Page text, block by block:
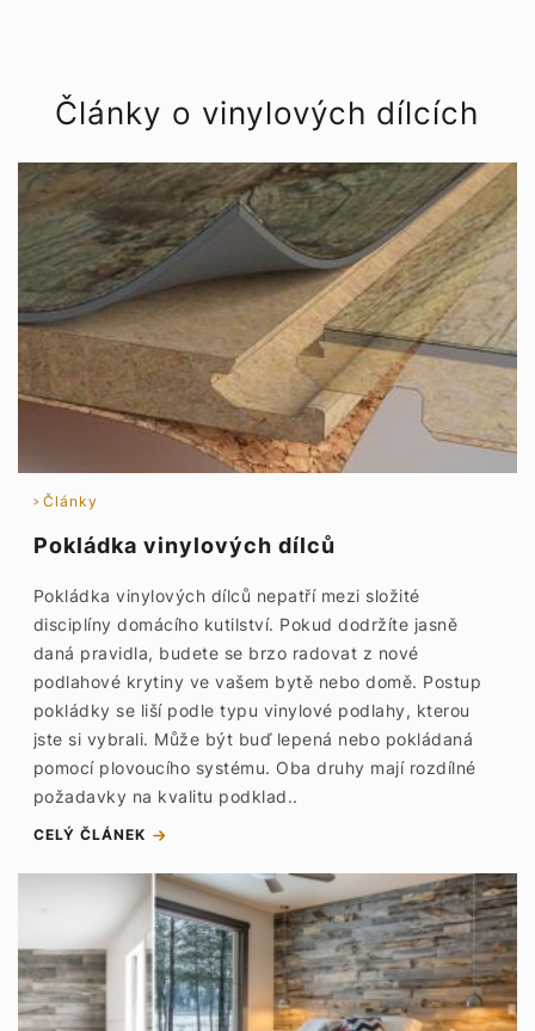
Články o vinylových dílcích
Články
Pokládka vinylových dílců
Pokládka vinylových dílců nepatří mezi složité
disciplíny domácího kutilství. Pokud dodržíte jasně
daná pravidla, budete se brzo radovat z nové
podlahové krytiny ve vašem bytě nebo domě. Postup
pokládky se liší podle typu vinylové podlahy, kterou
jste si vybrali. Může být buď lepená nebo pokládaná
pomocí plovoucího systému. Oba druhy mají rozdílné
požadavky na kvalitu podklad..
CELÝ ČLÁNEK